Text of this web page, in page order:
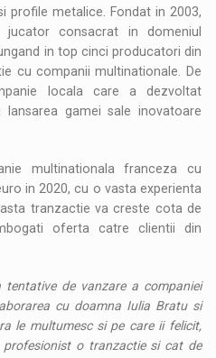
profile metalice. Fondat in 2003,
consacrat in domeniul
in top cinci producatori din
cu companii multinationale. De
locala care a dezvoltat
gamei sale inovatoare
multinationala franceza cu
in 2020, cu o vasta experienta
tranzactie va creste cota de
oferta catre clientii din
de vanzare a companiei
cu doamna Iulia Bratu si
le multumesc si pe care ii felicit,
o tranzactie si cat de